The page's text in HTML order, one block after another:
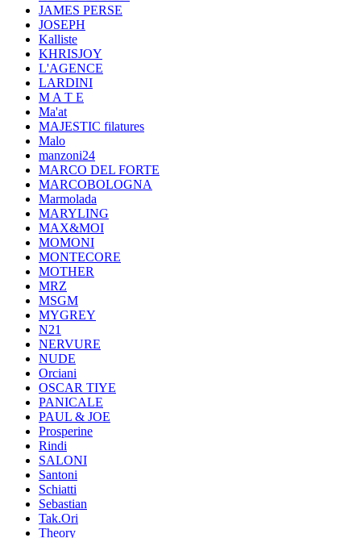
JAMES PERSE
JOSEPH
Kalliste
KHRISJOY
L'AGENCE
LARDINI
M A T E
Ma'at
MAJESTIC filatures
Malo
manzoni24
MARCO DEL FORTE
MARCOBOLOGNA
Marmolada
MARYLING
MAX&MOI
MOMONI
MONTECORE
MOTHER
MRZ
MSGM
MYGREY
N21
NERVURE
NUDE
Orciani
OSCAR TIYE
PANICALE
PAUL & JOE
Prosperine
Rindi
SALONI
Santoni
Schiatti
Sebastian
Tak.Ori
Theory